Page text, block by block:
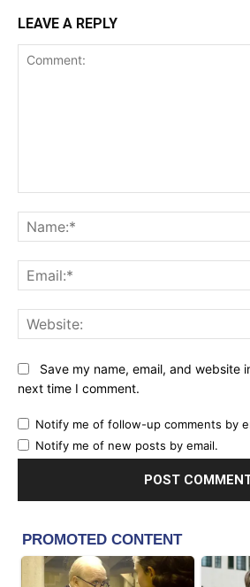
LEAVE A REPLY
Save my name, email, and website
next time I comment.
Notify me of follow-up comments by
Notify me of new posts by email.